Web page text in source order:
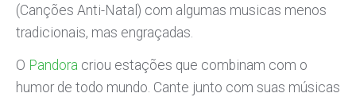
(Canções Anti-Natal) com algumas musicas menos
tradicionais, mas engraçadas.
O Pandora criou estações que combinam com o
humor de todo mundo. Cante junto com suas músicas